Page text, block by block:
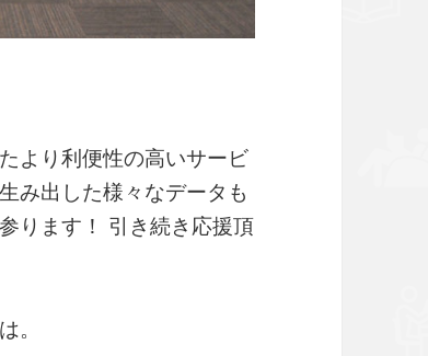
より利便性の高いサービ
み出した様々なデータも
ります！ 引き続き応援頂
。